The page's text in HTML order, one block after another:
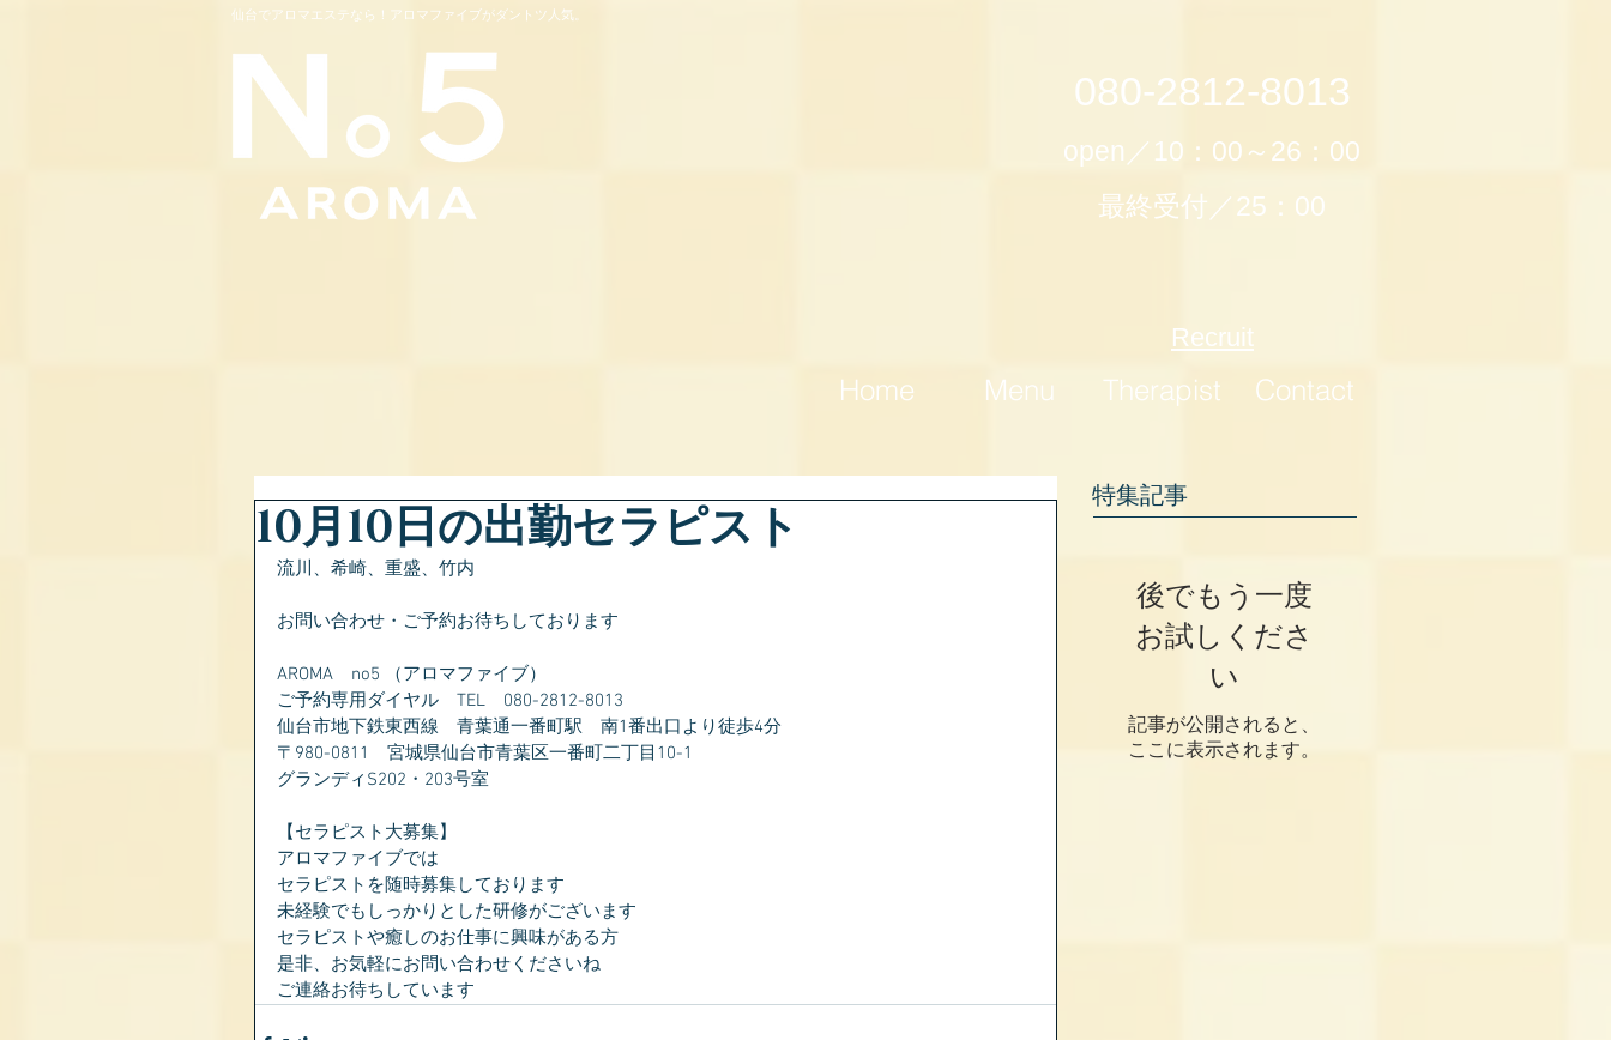
仙台でアロマエステなら！アロマファイブがダントツ人気。
080-2812-8013
open／10：00～26：00
最終受付／25：00
Recruit
Home Menu Therapist Contact
10月10日の出勤セラピスト
流川、希崎、重盛、竹内
お問い合わせ・ご予約お待ちしております
AROMA　no5 （アロマファイブ）
ご予約専用ダイヤル　TEL　080-2812-8013
仙台市地下鉄東西線　青葉通一番町駅　南1番出口より徒歩4分
〒980-0811　宮城県仙台市青葉区一番町二丁目10-1
グランディS202・203号室
【セラピスト大募集】
アロマファイブでは
セラピストを随時募集しております
未経験でもしっかりとした研修がございます
セラピストや癒しのお仕事に興味がある方
是非、お気軽にお問い合わせくださいね
ご連絡お待ちしています
特集記事
後でもう一度
お試しくださ
い
記事が公開されると、
ここに表示されます。